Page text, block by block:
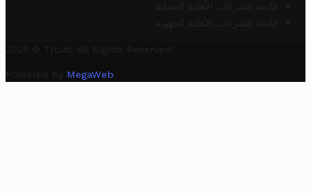
قائمة الشركات الأهلية المحلية
قائمة الشركات الأهلية الجهوية
2025 © Trovit. All Rights Reserved.
Powered By MegaWeb